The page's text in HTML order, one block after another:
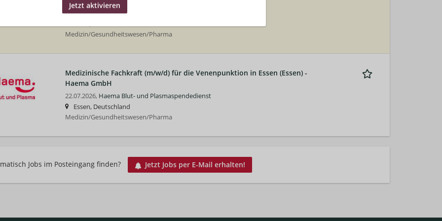
22.07.2026,Haema Blut- und Plasmaspendedienst
Medizin/Gesundheitswesen/Pharma
Medizinische Fachkraft (m/w/d) für die Venenpunktion in Essen (Essen) -
Haema GmbH
22.07.2026, Haema Blut- und Plasmaspendedienst
Essen, Deutschland
Medizin/Gesundheitswesen/Pharma
Jobs im Posteingang finden? Jetzt Jobs per E-Mail erhalten!